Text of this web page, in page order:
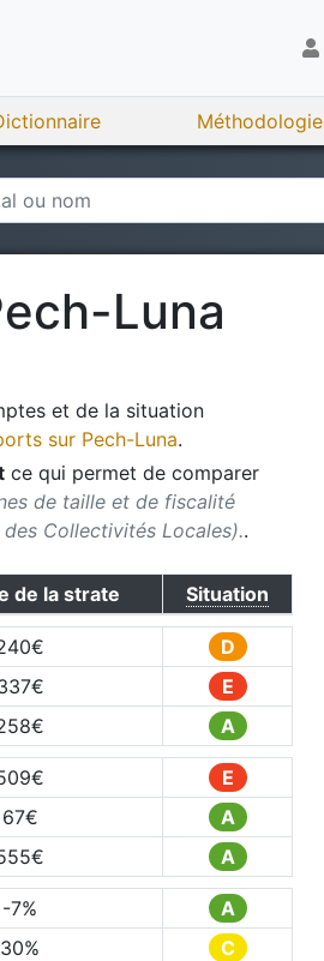
Méthodologie
Luna
et de la situation
sur Pech-Luna.
ce qui permet de comparer
de taille et de fiscalité
Collectivités Locales)..
de la strate Situation
€
D
€
E
€ A
€
E
67€
A
€ A
-7%
A
30%
C